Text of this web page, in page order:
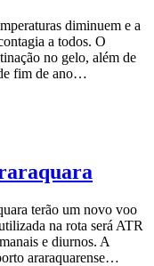
diminuem e a
a todos. O
no gelo, além de
fim de ano…
terão um novo voo
na rota será ATR
e diurnos. A
araraquarense…